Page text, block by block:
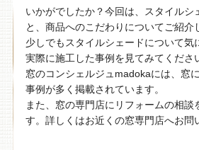
いかがでしたか？今回は、スタイルシ
と、商品へのこだわりについてご紹介
少しでもスタイルシェードについて気
実際に施工した事例を見てみてくださ
窓のコンシェルジュmadokaには、窓
事例が多く掲載されています。
また、窓の専門店にリフォームの相談
す。詳しくはお近くの窓専門店へお問